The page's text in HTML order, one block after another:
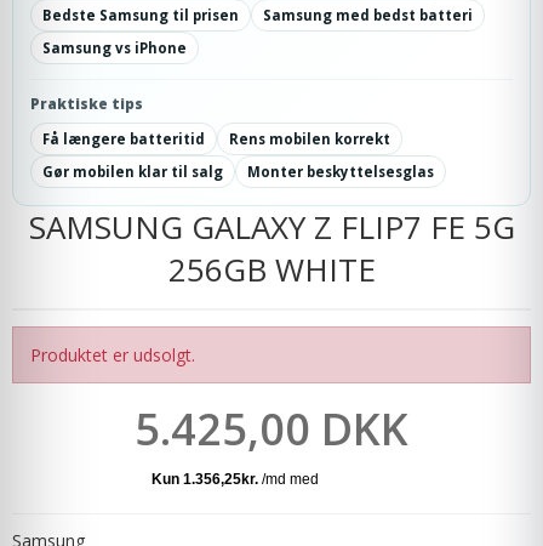
Bedste Samsung til prisen
Samsung med bedst batteri
Samsung vs iPhone
Praktiske tips
Få længere batteritid
Rens mobilen korrekt
Gør mobilen klar til salg
Monter beskyttelsesglas
SAMSUNG GALAXY Z FLIP7 FE 5G
256GB WHITE
Produktet er udsolgt.
5.425,00 DKK
Samsung